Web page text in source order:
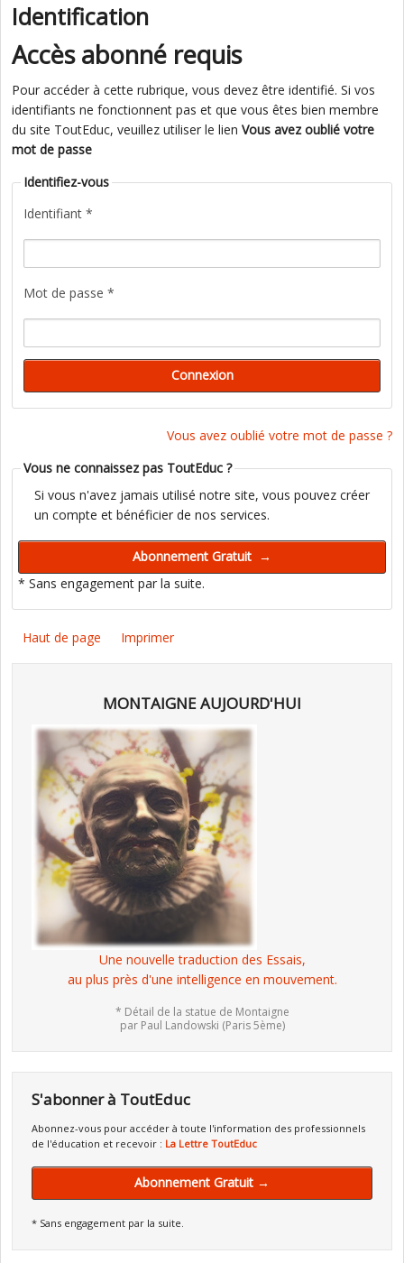
Identification
Accès abonné requis
Pour accéder à cette rubrique, vous devez être identifié. Si vos
identifiants ne fonctionnent pas et que vous êtes bien membre
du site ToutEduc, veuillez utiliser le lien Vous avez oublié votre
mot de passe
Identifiez-vous
Identifiant *
Mot de passe *
Vous avez oublié votre mot de passe ?
Vous ne connaissez pas ToutEduc ?
Si vous n'avez jamais utilisé notre site, vous pouvez créer
un compte et bénéficier de nos services.
* Sans engagement par la suite.
Haut de page Imprimer
MONTAIGNE AUJOURD'HUI
Une nouvelle traduction des Essais,
au plus près d'une intelligence en mouvement.
* Détail de la statue de Montaigne
par Paul Landowski (Paris 5ème)
S'abonner à ToutEduc
Abonnez-vous pour accéder à toute l'information des professionnels
de l'éducation et recevoir : La Lettre ToutEduc
Abonnement Gratuit →
* Sans engagement par la suite.